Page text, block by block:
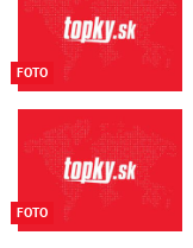
FOTO
FOTO